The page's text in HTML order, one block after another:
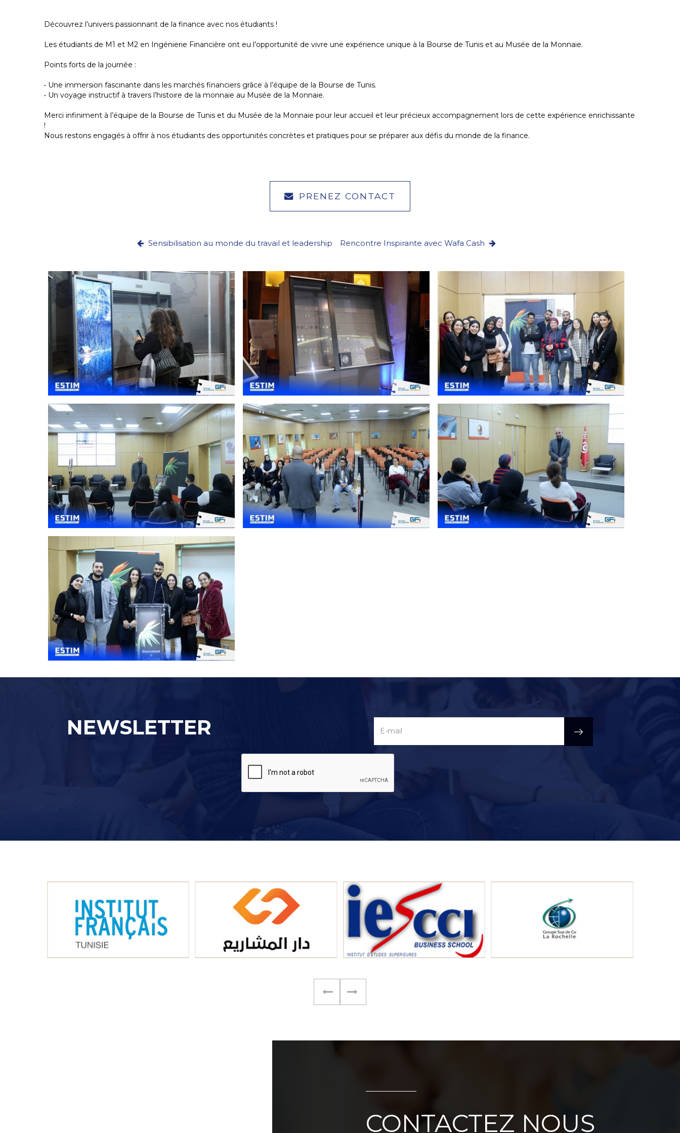
Découvrez l’univers passionnant de la finance avec nos étudiants !
Les étudiants de M1 et M2 en Ingénierie Financière ont eu l’opportunité de vivre une expérience unique à la Bourse de Tunis et au Musée de la Monnaie.
Points forts de la journée :
• Une immersion fascinante dans les marchés financiers grâce à l’équipe de la Bourse de Tunis.
• Un voyage instructif à travers l’histoire de la monnaie au Musée de la Monnaie.
Merci infiniment à l’équipe de la Bourse de Tunis et du Musée de la Monnaie pour leur accueil et leur précieux accompagnement lors de cette expérience enrichissante
!
Nous restons engagés à offrir à nos étudiants des opportunités concrètes et pratiques pour se préparer aux défis du monde de la finance.
PRENEZ CONTACT
Sensibilisation au monde du travail et leadership Rencontre Inspirante avec Wafa Cash
NEWSLETTER
CONTACTEZ NOUS